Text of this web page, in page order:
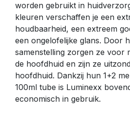
worden gebruikt in
kleuren verschaffen je een
houdbaarheid, een extreem
een ongelofelijke glans. Door
samenstelling zorgen ze voor
de hoofdhuid en zijn ze
hoofdhuid. Dankzij hun 1+2
100ml tube is Luminexx
economisch in gebruik.